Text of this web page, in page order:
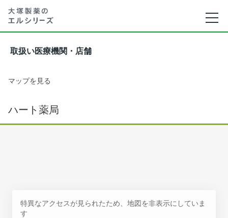
取扱い医療機関・店舗
マップを見る
ハート薬局
特異なアクセスが見られたため、地図を非表示にしていま
す